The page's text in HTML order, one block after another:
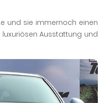
und sie immernoch einen
Ausstattung und